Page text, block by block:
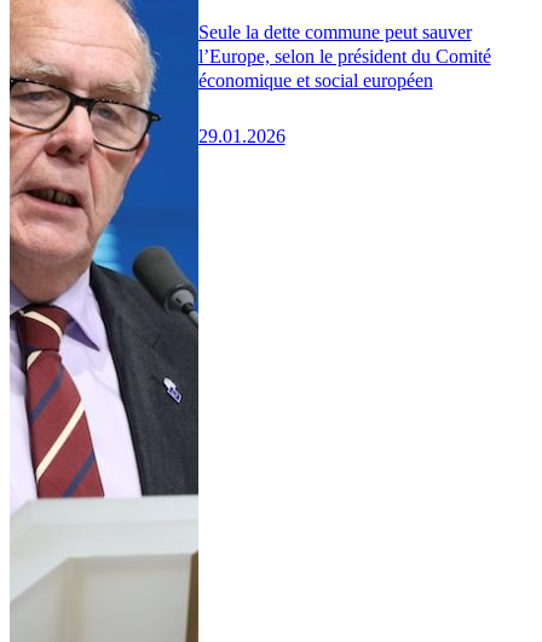
Seule la dette commune peut sauver
l’Europe, selon le président du Comité
économique et social européen
29.01.2026